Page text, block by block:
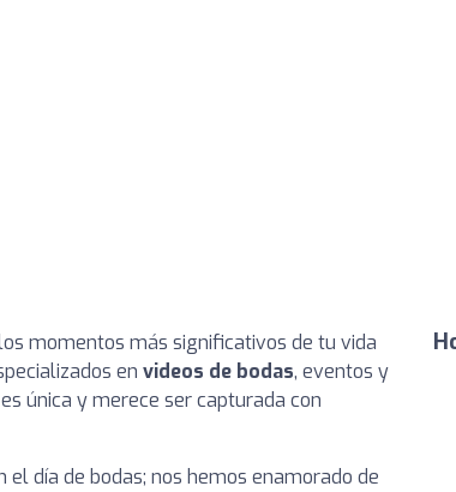
momentos más significativos de tu vida
en videos de bodas, eventos y
única y merece ser capturada con
día de bodas; nos hemos enamorado de